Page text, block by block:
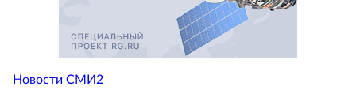
Новости СМИ2